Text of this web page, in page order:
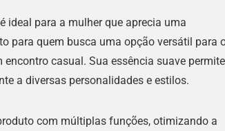
ideal para a mulher que aprecia uma
para quem busca uma opção versátil para
casual. Sua essência suave permite
a diversas personalidades e estilos.
com múltiplas funções, otimizando a